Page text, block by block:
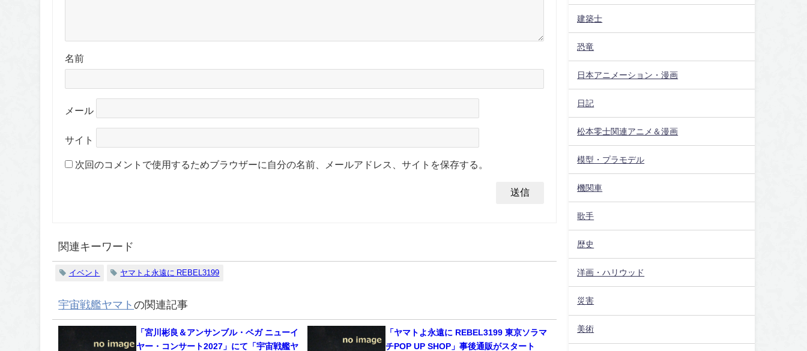
名前
メール
サイト
次回のコメントで使用するためブラウザーに自分の名前、メールアドレス、サイトを保存する。
関連キーワード
イベント ヤマトよ永遠に REBEL3199
宇宙戦艦ヤマトの関連記事
「宮川彬良＆アンサンブル・ベガ ニューイ
ヤー・コンサート2027」にて「宇宙戦艦ヤ
「ヤマトよ永遠に REBEL3199 東京ソラマ
チPOP UP SHOP」事後通販がスタート
建築士
恐竜
日本アニメーション・漫画
日記
松本零士関連アニメ＆漫画
模型・プラモデル
機関車
歌手
歴史
洋画・ハリウッド
災害
美術